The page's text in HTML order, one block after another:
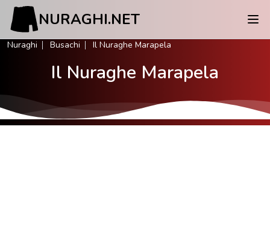
NURAGHI.NET
Nuraghi Busachi Il Nuraghe Marapela
Il Nuraghe Marapela